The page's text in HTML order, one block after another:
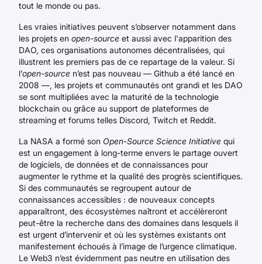
tout le monde ou pas.
Les vraies initiatives peuvent s’observer notamment dans
les projets en open-source et aussi avec l'apparition des
DAO, ces organisations autonomes décentralisées, qui
illustrent les premiers pas de ce repartage de la valeur. Si
l’open-source n’est pas nouveau — Github a été lancé en
2008 —, les projets et communautés ont grandi et les DAO
se sont multipliées avec la maturité de la technologie
blockchain ou grâce au support de plateformes de
streaming et forums telles Discord, Twitch et Reddit.
La NASA a formé son Open-Source Science Initiative qui
est un engagement à long-terme envers le partage ouvert
de logiciels, de données et de connaissances pour
augmenter le rythme et la qualité des progrès scientifiques.
Si des communautés se regroupent autour de
connaissances accessibles : de nouveaux concepts
apparaîtront, des écosystèmes naîtront et accélèreront
peut-être la recherche dans des domaines dans lesquels il
est urgent d’intervenir et où les systèmes existants ont
manifestement échoués à l’image de l’urgence climatique.
Le Web3 n’est évidemment pas neutre en utilisation des